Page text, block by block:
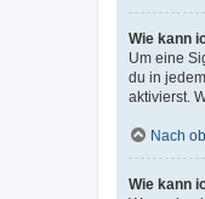
Wie kann
Um eine
du in
aktivierst.
Nach
Wie kann